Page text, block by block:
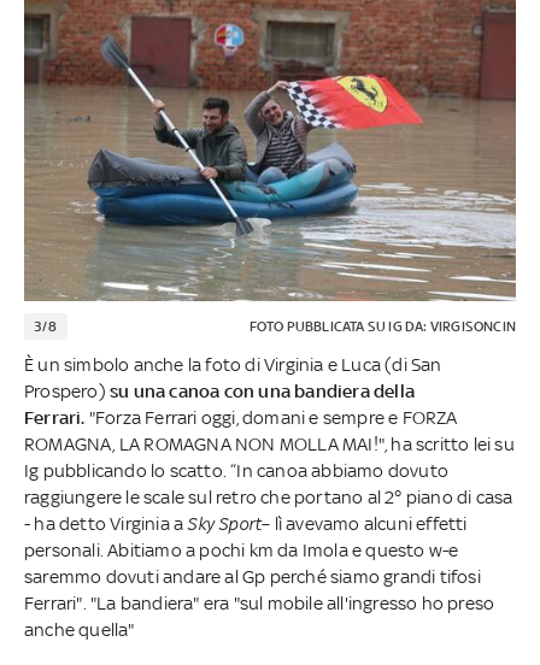
3/8 FOTO PUBBLICATA SU IG DA: VIRGISONCIN
È un simbolo anche la foto di Virginia e Luca (di San
Prospero) su una canoa con una bandiera della
Ferrari. "Forza Ferrari oggi, domani e sempre e FORZA
ROMAGNA, LA ROMAGNA NON MOLLA MAI!", ha scritto lei su
Ig pubblicando lo scatto. “In canoa abbiamo dovuto
raggiungere le scale sul retro che portano al 2° piano di casa
- ha detto Virginia aSky Sport– lì avevamo alcuni effetti
personali. Abitiamo a pochi km da Imola e questo w-e
saremmo dovuti andare al Gp perché siamo grandi tifosi
Ferrari". "La bandiera" era "sul mobile all'ingresso ho preso
anche quella"